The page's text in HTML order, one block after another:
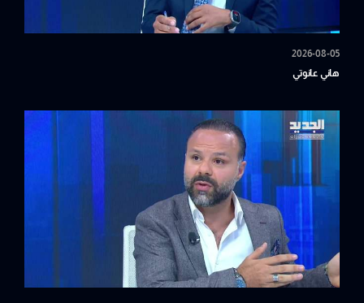
2026-08-05
هاني عانوتي